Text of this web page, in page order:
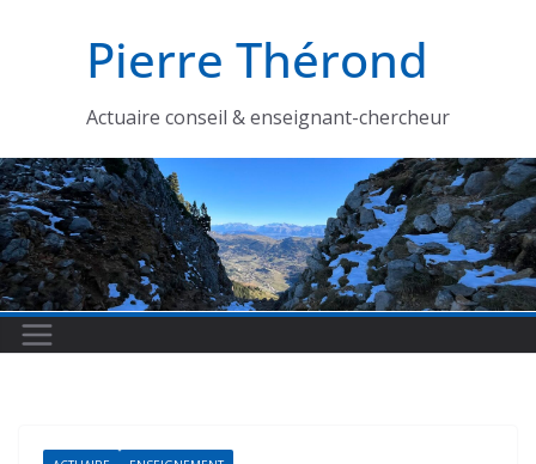
Pierre Thérond
Actuaire conseil & enseignant-chercheur